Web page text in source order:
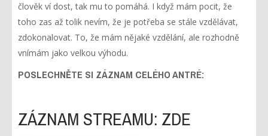
člověk ví dost, tak mu to pomáhá. I když mám pocit, že
toho zas až tolik nevím, že je potřeba se stále vzdělávat,
zdokonalovat. To, že mám nějaké vzdělání, ale rozhodně
vnímám jako velkou výhodu.
POSLECHNĚTE SI ZÁZNAMCELÉHO ANTRÉ:
ZÁZNAM STREAMU: ZDE